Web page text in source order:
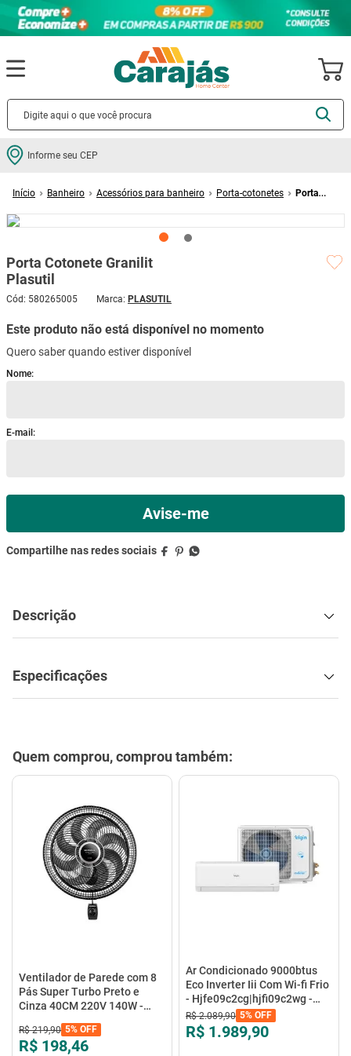
Informe seu CEP
Banheiro Acessórios para banheiro Porta-cotonetes
Porta
Porta Cotonete Granilit
Plasutil
Cód: 580265005 PLASUTIL
Este produto não está disponível no momento
Quero saber quando estiver disponível
Descrição
Especificações
Quem comprou, comprou também:
Ventilador de Parede com 8
Pás Super Turbo Preto e
Cinza 40CM 220V 140W -
R$ 219,90 5% OFF
R$ 198,46
Ar Condicionado 9000btus
Eco Inverter Iii Com Wi-fi Frio
- Hjfe09c2cg|hjfi09c2wg -
Elgin
R$ 2.089,90 5% OFF
R$ 1.989,90
Termos mais buscados
2º porcelanato
porta
6 º vaso sanitário
cadeira
9º